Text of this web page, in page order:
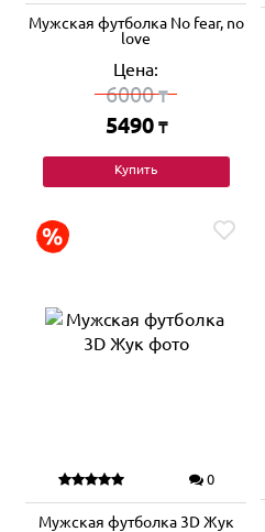
Мужская футболка No fear, no
love
Цена:
6000₸
5490 ₸
Купить
0
Мужская футболка 3D Жук